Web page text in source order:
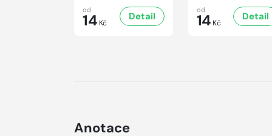
od
14 Kč
Detail
od
14 Kč
Detail
Anotace